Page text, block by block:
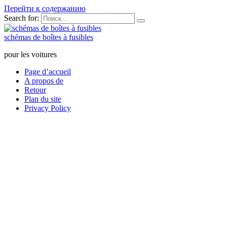
Перейти к содержанию
Search for:
schémas de boîtes à fusibles
pour les voitures
Page d’accueil
A propos de
Retour
Plan du site
Privacy Policy